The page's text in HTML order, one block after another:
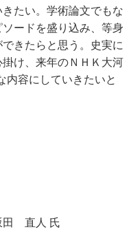
たい。学術論文でもな
ードを盛り込み、等身
きたらと思う。史実に
け、来年のＮＨＫ大河
内容にしていきたいと
田 直人 氏